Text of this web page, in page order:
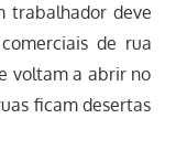
trabalhador deve
de rua
voltam a abrir no
ficam desertas